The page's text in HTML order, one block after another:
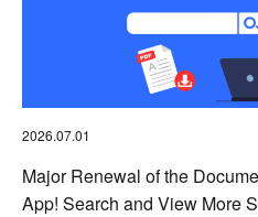
2026.07.01
Major Renewal of the
App! Search and View More